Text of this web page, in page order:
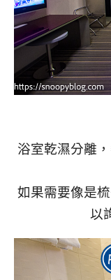
浴室乾濕分離
如果需要像是
以